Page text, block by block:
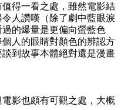
得一看之處，雖然電影結
人讚嘆（除了劇中藍眼淚
的爆量是更偏向螢藍色
人的眼睛對顏色的辨認方
到故事本體絕對還是漫畫
影也頗有可觀之處，大概